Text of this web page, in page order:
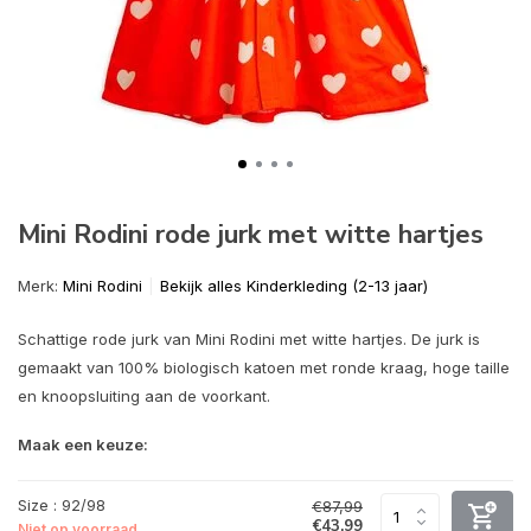
Mini Rodini rode jurk met witte hartjes
Merk: Mini Rodini Bekijk alles Kinderkleding (2-13 jaar)
Schattige rode jurk van Mini Rodini met witte hartjes. De jurk is
gemaakt van 100% biologisch katoen met ronde kraag, hoge taille
en knoopsluiting aan de voorkant.
Maak een keuze:
Size : 92/98 €87,99
€43,99